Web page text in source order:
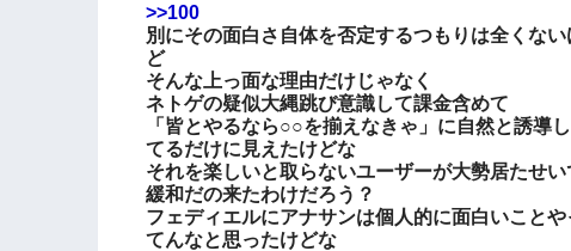
>>100
別にその面白さ自体を否定するつもりは全くない
ど
そんな上っ面な理由だけじゃなく
ネトゲの疑似大縄跳び意識して課金含めて
「皆とやるなら○○を揃えなきゃ」に自然と誘導し
てるだけに見えたけどな
それを楽しいと取らないユーザーが大勢居たせい
緩和だの来たわけだろう？
フェディエルにアナサンは個人的に面白いことや
てんなと思ったけどな